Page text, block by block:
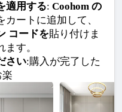
適用する: Coohom の
ートに追加して、
コードを貼り付けま
す。
さい:購入が完了した